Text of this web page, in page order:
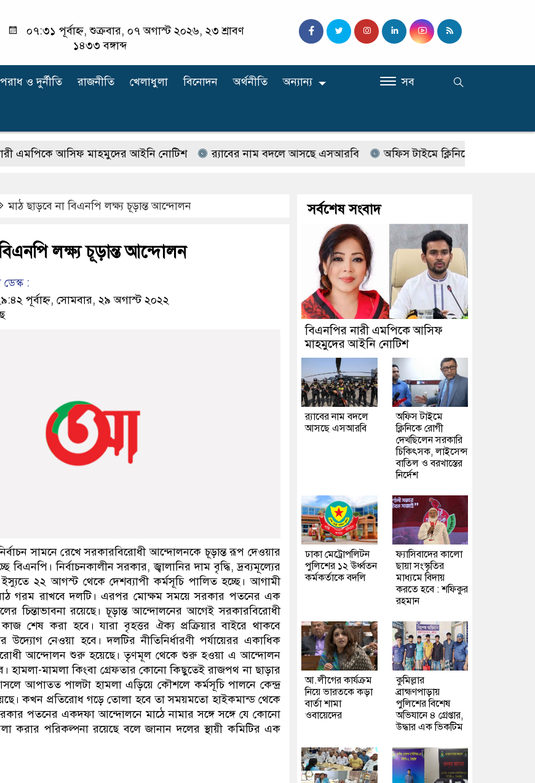
০৭:৩১ পূর্বাহ্ন, শুক্রবার, ০৭ অগাস্ট ২০২৬, ২৩ শ্রাবণ
১৪৩৩ বঙ্গাব্দ
‍ও দুর্নীতি রাজনীতি খেলাধুলা বিনোদন অর্থনীতি অন্যান্য সব
আসিফ মাহমুদের আইনি নোটিশ র‍্যাবের নাম বদলে আসছে এসআরবি অফিস টাইমে ক্লিনিকে রোগী দেখছিলেন
মাঠ ছাড়বে না বিএনপি লক্ষ্য চূড়ান্ত আন্দোলন
লক্ষ্য চূড়ান্ত আন্দোলন
:
পূর্বাহ্ন, সোমবার, ২৯ অগাস্ট ২০২২
সামনে রেখে সরকারবিরোধী আন্দোলনকে চূড়ান্ত রূপ দেওয়ার
বিএনপি। নির্বাচনকালীন সরকার, জ্বালানির দাম বৃদ্ধি, দ্রব্যমূল্যের
২২ আগস্ট থেকে দেশব্যাপী কর্মসূচি পালিত হচ্ছে। আগামী
গরম রাখবে দলটি। এরপর মোক্ষম সময়ে সরকার পতনের এক
চিন্তাভাবনা রয়েছে। চূড়ান্ত আন্দোলনের আগেই সরকারবিরোধী
কাজ শেষ করা হবে। যারা বৃহত্তর ঐক্য প্রক্রিয়ার বাইরে থাকবে
উদ্যোগ নেওয়া হবে। দলটির নীতিনির্ধারণী পর্যায়েরর একাধিক
আন্দোলন শুরু হয়েছে। তৃণমূল থেকে শুরু হওয়া এ আন্দোলন
হামলা-মামলা কিংবা গ্রেফতার কোনো কিছুতেই রাজপথ না ছাড়ার
আসলে আপাতত পালটা হামলা এড়িয়ে কৌশলে কর্মসূচি পালনে কেন্দ্র
কখন প্রতিরোধ গড়ে তোলা হবে তা সময়মতো হাইকমান্ড থেকে
পতনের একদফা আন্দোলনে মাঠে নামার সঙ্গে সঙ্গে যে কোনো
করার পরিকল্পনা রয়েছে বলে জানান দলের স্থায়ী কমিটির এক
সর্বশেষ সংবাদ
বিএনপির নারী এমপিকে আসিফ
মাহমুদের আইনি নোটিশ
র‍্যাবের নাম বদলে
আসছে এসআরবি
অফিস টাইমে
ক্লিনিকে রোগী
দেখছিলেন সরকারি
চিকিৎসক, লাইসেন্স
বাতিল ও বরখাস্তের
নির্দেশ
ঢাকা মেট্রোপলিটন
পুলিশের ১২ ঊর্ধ্বতন
কর্মকর্তাকে বদলি
ফ্যাসিবাদের কালো
ছায়া সংস্কৃতির
মাধ্যমে বিদায়
করতে হবে : শফিকুর
রহমান
আ.লীগের কার্যক্রম
নিয়ে ভারতকে কড়া
বার্তা শামা
ওবায়েদের
কুমিল্লার
ব্রাহ্মণপাড়ায়
পুলিশের বিশেষ
অভিযানে ৪ গ্রেপ্তার,
উদ্ধার এক ভিকটিম